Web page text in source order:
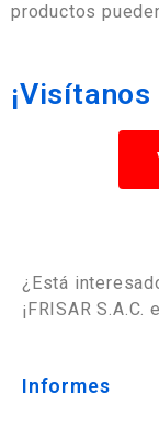
productos
¿Está
¡FRISAR
Informes